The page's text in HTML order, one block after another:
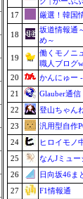
17
厳選！韓国
18
坂道情報通
め～
19
働くモノニ
職人ブログ
20
かんにゅー
21
Glauber通信
22
登山ちゃん
23
汎用型自作
24
ヒロイモノ
25
なんJミュー
26
日向坂46ま
27
F1情報通